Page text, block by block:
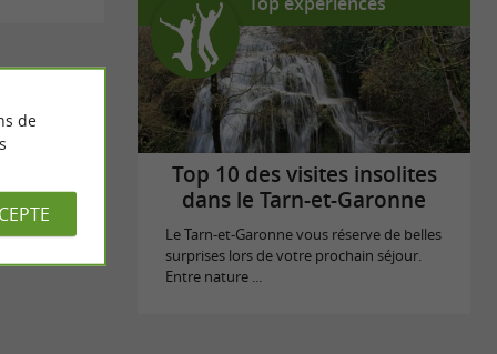
Top 10 des visites insolites
dans le Tarn-et-Garonne
Le Tarn-et-Garonne vous réserve de belles
surprises lors de votre prochain séjour.
Entre nature ...
de